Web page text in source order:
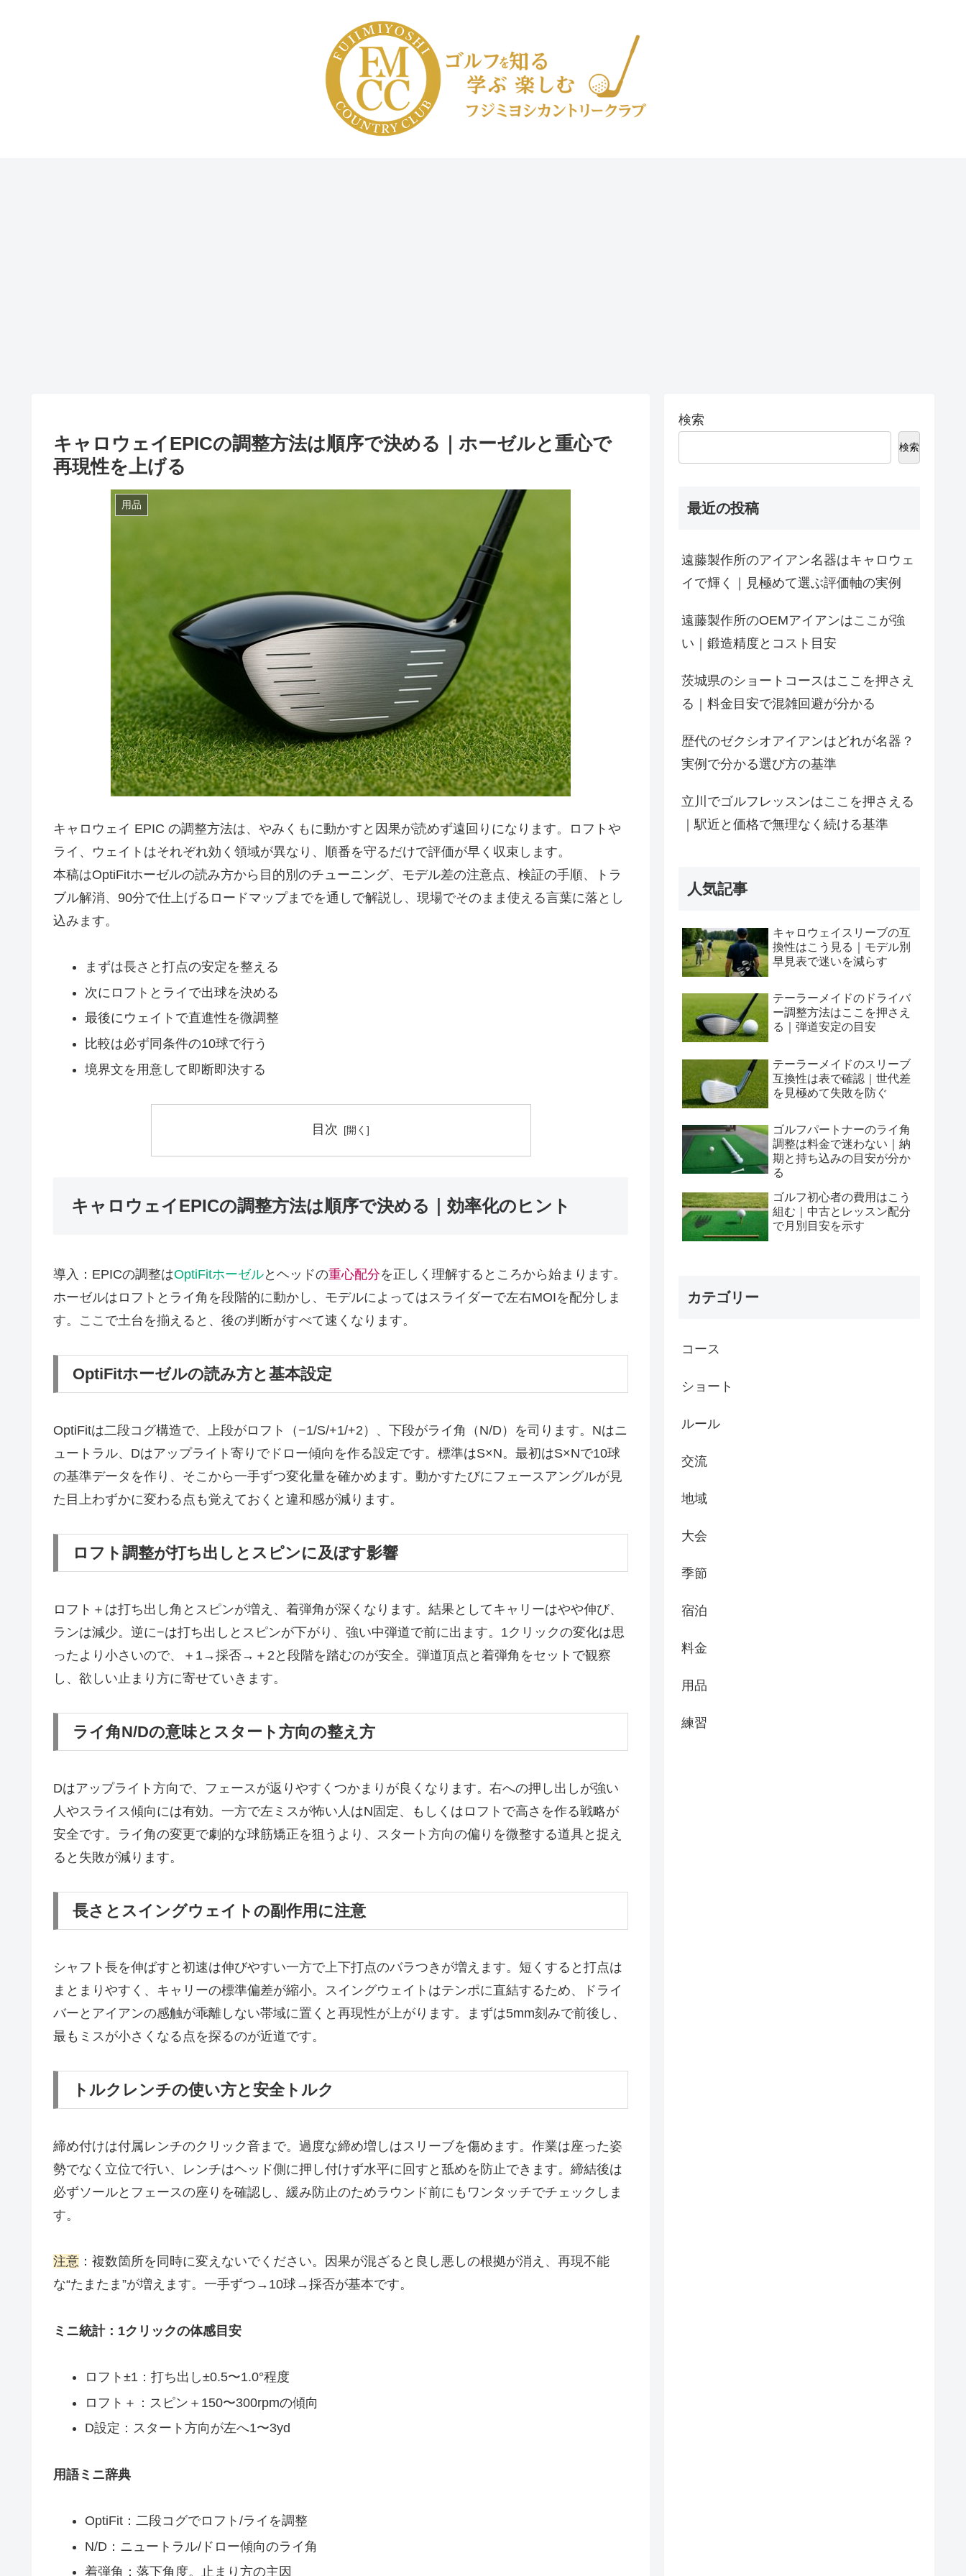
キャロウェイEPICの調整方法は順序で決める｜ホーゼルと重心で
再現性を上げる
用品
キャロウェイ EPIC の調整方法は、やみくもに動かすと因果が読めず遠回りになります。ロフトや
ライ、ウェイトはそれぞれ効く領域が異なり、順番を守るだけで評価が早く収束します。
本稿はOptiFitホーゼルの読み方から目的別のチューニング、モデル差の注意点、検証の手順、トラ
ブル解消、90分で仕上げるロードマップまでを通しで解説し、現場でそのまま使える言葉に落とし
込みます。
まずは長さと打点の安定を整える
次にロフトとライで出球を決める
最後にウェイトで直進性を微調整
比較は必ず同条件の10球で行う
境界文を用意して即断即決する
目次
キャロウェイEPICの調整方法は順序で決める｜効率化のヒント
導入：EPICの調整はOptiFitホーゼルとヘッドの重心配分を正しく理解するところから始まります。
ホーゼルはロフトとライ角を段階的に動かし、モデルによってはスライダーで左右MOIを配分しま
す。ここで土台を揃えると、後の判断がすべて速くなります。
OptiFitホーゼルの読み方と基本設定
OptiFitは二段コグ構造で、上段がロフト（−1/S/+1/+2）、下段がライ角（N/D）を司ります。Nはニ
ュートラル、Dはアップライト寄りでドロー傾向を作る設定です。標準はS×N。最初はS×Nで10球
の基準データを作り、そこから一手ずつ変化量を確かめます。動かすたびにフェースアングルが見
た目上わずかに変わる点も覚えておくと違和感が減ります。
ロフト調整が打ち出しとスピンに及ぼす影響
ロフト＋は打ち出し角とスピンが増え、着弾角が深くなります。結果としてキャリーはやや伸び、
ランは減少。逆に−は打ち出しとスピンが下がり、強い中弾道で前に出ます。1クリックの変化は思
ったより小さいので、＋1→採否→＋2と段階を踏むのが安全。弾道頂点と着弾角をセットで観察
し、欲しい止まり方に寄せていきます。
ライ角N/Dの意味とスタート方向の整え方
Dはアップライト方向で、フェースが返りやすくつかまりが良くなります。右への押し出しが強い
人やスライス傾向には有効。一方で左ミスが怖い人はN固定、もしくはロフトで高さを作る戦略が
安全です。ライ角の変更で劇的な球筋矯正を狙うより、スタート方向の偏りを微整する道具と捉え
ると失敗が減ります。
長さとスイングウェイトの副作用に注意
シャフト長を伸ばすと初速は伸びやすい一方で上下打点のバラつきが増えます。短くすると打点は
まとまりやすく、キャリーの標準偏差が縮小。スイングウェイトはテンポに直結するため、ドライ
バーとアイアンの感触が乖離しない帯域に置くと再現性が上がります。まずは5mm刻みで前後し、
最もミスが小さくなる点を探るのが近道です。
トルクレンチの使い方と安全トルク
締め付けは付属レンチのクリック音まで。過度な締め増しはスリーブを傷めます。作業は座った姿
勢でなく立位で行い、レンチはヘッド側に押し付けず水平に回すと舐めを防止できます。締結後は
必ずソールとフェースの座りを確認し、緩み防止のためラウンド前にもワンタッチでチェックしま
す。
注意 ：複数箇所を同時に変えないでください。因果が混ざると良し悪しの根拠が消え、再現不能
な“たまたま”が増えます。一手ずつ→10球→採否が基本です。
ミニ統計：1クリックの体感目安
ロフト±1：打ち出し±0.5〜1.0°程度
ロフト＋：スピン＋150〜300rpmの傾向
D設定：スタート方向が左へ1〜3yd
用語ミニ辞典
OptiFit：二段コグでロフト/ライを調整
N/D：ニュートラル/ドロー傾向のライ角
着弾角：落下角度。止まり方の主因
検索
検索
最近の投稿
遠藤製作所のアイアン名器はキャロウェ
イで輝く｜見極めて選ぶ評価軸の実例
遠藤製作所のOEMアイアンはここが強
い｜鍛造精度とコスト目安
茨城県のショートコースはここを押さえ
る｜料金目安で混雑回避が分かる
歴代のゼクシオアイアンはどれが名器？
実例で分かる選び方の基準
立川でゴルフレッスンはここを押さえる
｜駅近と価格で無理なく続ける基準
人気記事
キャロウェイスリーブの互
換性はこう見る｜モデル別
早見表で迷いを減らす
テーラーメイドのドライバ
ー調整方法はここを押さえ
る｜弾道安定の目安
テーラーメイドのスリーブ
互換性は表で確認｜世代差
を見極めて失敗を防ぐ
ゴルフパートナーのライ角
調整は料金で迷わない｜納
期と持ち込みの目安が分か
る
ゴルフ初心者の費用はこう
組む｜中古とレッスン配分
で月別目安を示す
カテゴリー
コース
ショート
ルール
交流
地域
大会
季節
宿泊
料金
用品
練習